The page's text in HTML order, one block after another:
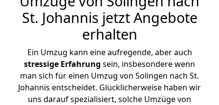
St. Johannis jetzt Angebote
erhalten
Ein Umzug kann eine aufregende, aber auch
stressige Erfahrung sein, insbesondere wenn
man sich für einen Umzug von Solingen nach St.
Johannis entscheidet. Glücklicherweise haben wir
uns darauf spezialisiert, solche Umzüge von